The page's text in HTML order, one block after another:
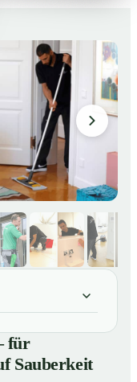
die
für
Sauberkeit